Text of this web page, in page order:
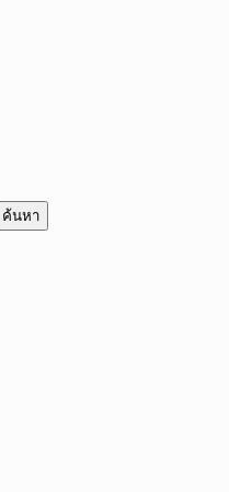
ค้นหา